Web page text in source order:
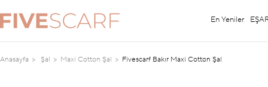
En Yeniler
Anasayfa Şal Maxi Cotton Şal Fivescarf Bakır Maxi Cotton Şal